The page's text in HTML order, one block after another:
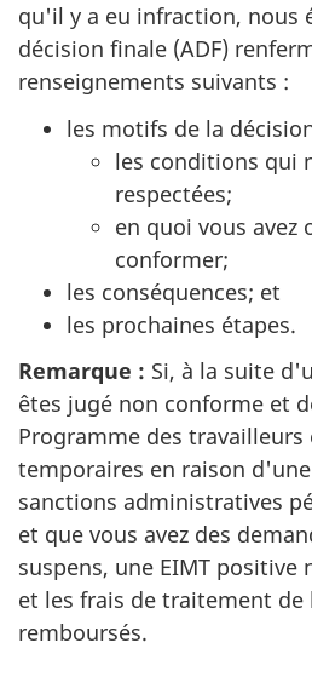
qu'il y a eu infraction, nous
décision finale (ADF)
renseignements suivants :
les motifs de la
les conditions qui
respectées;
en quoi vous avez
conformer;
les conséquences; et
les prochaines étapes.
Remarque : Si, à la suite
êtes jugé non conforme et
Programme des travailleurs
temporaires en raison
sanctions administratives
et que vous avez des
suspens, une EIMT positive
et les frais de traitement de
remboursés.